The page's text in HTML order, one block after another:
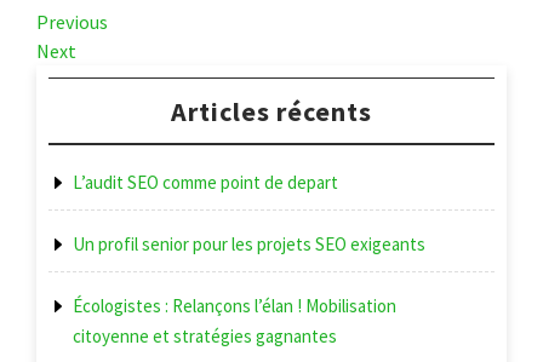
Navigation
de
l’article
Previous
Post
Previous
Next
Post
Next
Articles récents
L’audit SEO comme point de depart
Un profil senior pour les projets SEO exigeants
Écologistes : Relançons l’élan ! Mobilisation
citoyenne et stratégies gagnantes